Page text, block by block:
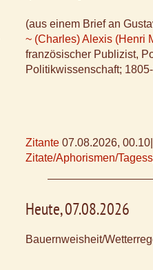
(aus einem Brief an
~ (Charles) Alexis (Henri
französischer Publizist,
Politikwissenschaft;
Zitante 07.08.2026, 00.10
Zitate/Aphorismen/
Heute, 07.08.2026
Bauernweisheit/